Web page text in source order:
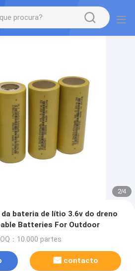
2/4
bateria de lítio 3.6v do dreno
Batteries For Outdoor
：10.000 partes
contacto